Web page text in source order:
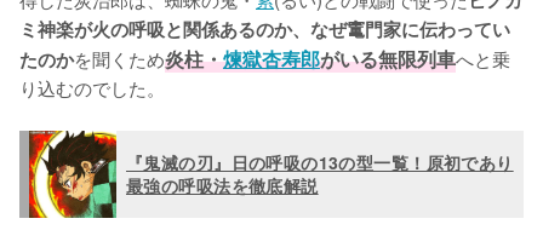
ミ神楽が火の呼吸と関係あるのか、なぜ竃門家に伝わってい
たのかを聞くため炎柱・煉獄杏寿郎がいる無限列車へと乗
り込むのでした。
『鬼滅の刃』日の呼吸の13の型一覧！原初であり
最強の呼吸法を徹底解説